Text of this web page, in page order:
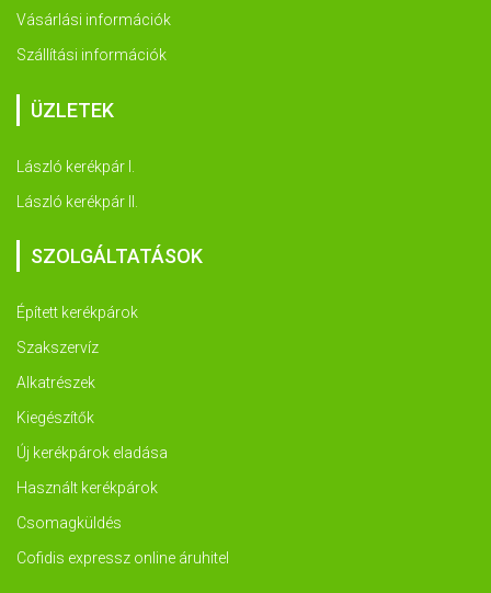
Vásárlási információk
Szállítási információk
ÜZLETEK
László kerékpár I.
László kerékpár II.
SZOLGÁLTATÁSOK
Épített kerékpárok
Szakszervíz
Alkatrészek
Kiegészítők
Új kerékpárok eladása
Használt kerékpárok
Csomagküldés
Cofidis expressz online áruhitel